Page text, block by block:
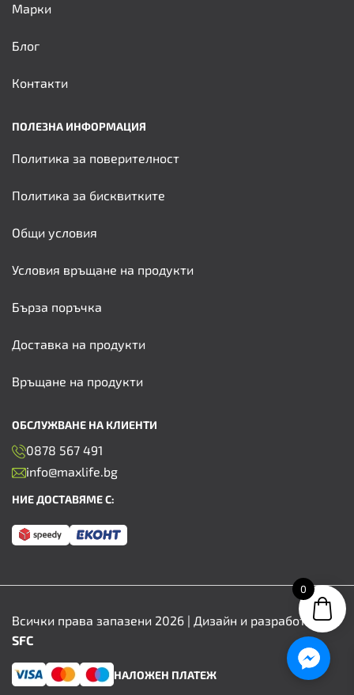
Марки
Блог
Контакти
ПОЛЕЗНА ИНФОРМАЦИЯ
Политика за поверителност
Политика за бисквитките
Общи условия
Условия връщане на продукти
Бърза поръчка
Доставка на продукти
Връщане на продукти
ОБСЛУЖВАНЕ НА КЛИЕНТИ
0878 567 491
info@maxlife.bg
НИЕ ДОСТАВЯМЕ С:
Всички права запазени 2026 | Дизайн и разработка от
SFC
НАЛОЖЕН ПЛАТЕЖ
0